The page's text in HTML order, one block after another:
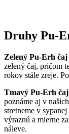
Druhy Pu-
Zelený Pu-Erh čaj
zelený čaj, pričom
rokov stále zreje.
Tmavý Pu-Erh čaj
poznáme aj v
stretneme v
výraznú a mierne
náleve.